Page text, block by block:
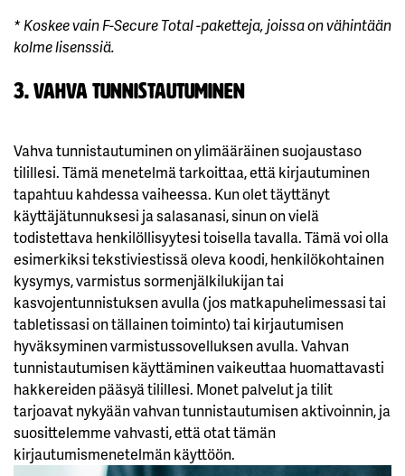
* Koskee vain F-Secure Total -paketteja, joissa on vähintään
kolme lisenssiä.
3. Vahva tunnistautuminen
Vahva tunnistautuminen on ylimääräinen suojaustaso
tilillesi. Tämä menetelmä tarkoittaa, että kirjautuminen
tapahtuu kahdessa vaiheessa. Kun olet täyttänyt
käyttäjätunnuksesi ja salasanasi, sinun on vielä
todistettava henkilöllisyytesi toisella tavalla. Tämä voi olla
esimerkiksi tekstiviestissä oleva koodi, henkilökohtainen
kysymys, varmistus sormenjälkilukijan tai
kasvojentunnistuksen avulla (jos matkapuhelimessasi tai
tabletissasi on tällainen toiminto) tai kirjautumisen
hyväksyminen varmistussovelluksen avulla. Vahvan
tunnistautumisen käyttäminen vaikeuttaa huomattavasti
hakkereiden pääsyä tilillesi. Monet palvelut ja tilit
tarjoavat nykyään vahvan tunnistautumisen aktivoinnin, ja
suosittelemme vahvasti, että otat tämän
kirjautumismenetelmän käyttöön.